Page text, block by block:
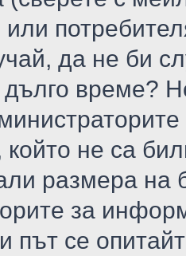
или
да не би
време?
който не са
размера на
за
път се